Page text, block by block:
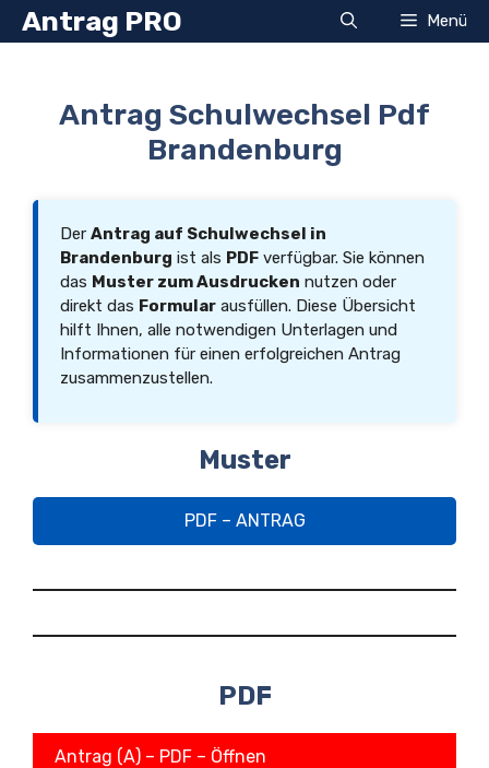
Zum
InhaltAntrag PRO Menü
Antrag Schulwechsel Pdf
Brandenburg
Der Antrag auf Schulwechsel in
Brandenburg ist als PDF verfügbar. Sie können
das Muster zum Ausdrucken nutzen oder
direkt das Formular ausfüllen. Diese Übersicht
hilft Ihnen, alle notwendigen Unterlagen und
Informationen für einen erfolgreichen Antrag
zusammenzustellen.
Muster
PDF – ANTRAG
PDF
Antrag (A) – PDF – Öffnen